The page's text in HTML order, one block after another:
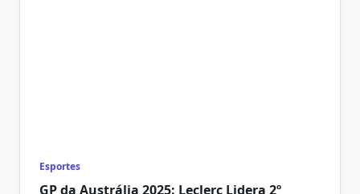
Esportes
GP da Austrália 2025: Leclerc Lidera 2º